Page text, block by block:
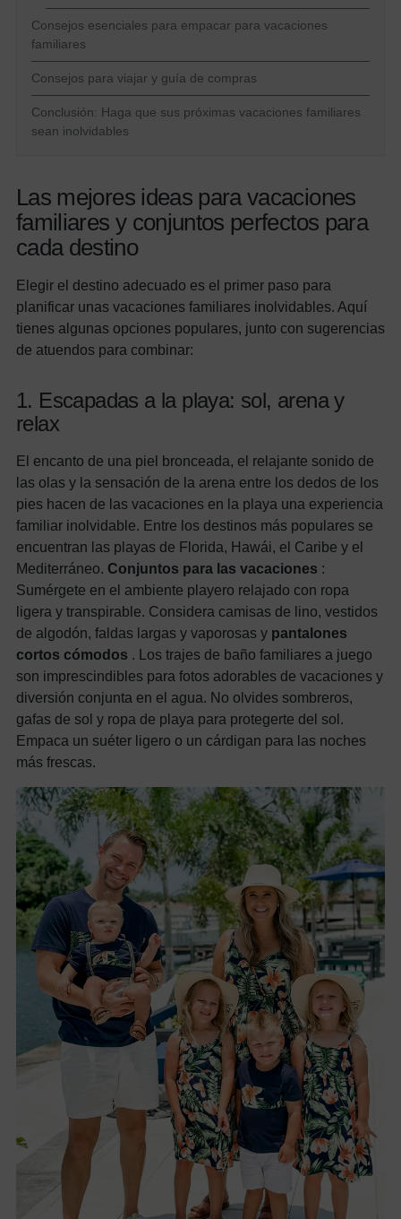
Consejos esenciales para empacar para vacaciones
familiares
Consejos para viajar y guía de compras
Conclusión: Haga que sus próximas vacaciones familiares
sean inolvidables
Las mejores ideas para vacaciones
familiares y conjuntos perfectos para
cada destino
Elegir el destino adecuado es el primer paso para
planificar unas vacaciones familiares inolvidables. Aquí
tienes algunas opciones populares, junto con sugerencias
de atuendos para combinar:
1. Escapadas a la playa: sol, arena y
relax
El encanto de una piel bronceada, el relajante sonido de
las olas y la sensación de la arena entre los dedos de los
pies hacen de las vacaciones en la playa una experiencia
familiar inolvidable. Entre los destinos más populares se
encuentran las playas de Florida, Hawái, el Caribe y el
Mediterráneo. Conjuntos para las vacaciones :
Sumérgete en el ambiente playero relajado con ropa
ligera y transpirable. Considera camisas de lino, vestidos
de algodón, faldas largas y vaporosas y pantalones
cortos cómodos . Los trajes de baño familiares a juego
son imprescindibles para fotos adorables de vacaciones y
diversión conjunta en el agua. No olvides sombreros,
gafas de sol y ropa de playa para protegerte del sol.
Empaca un suéter ligero o un cárdigan para las noches
más frescas.